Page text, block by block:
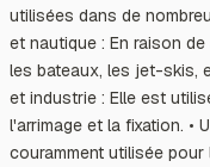
utilisées dans de
et nautique : En raison
les bateaux, les jet-skis,
et industrie : Elle est
l'arrimage et la fixation. •
couramment utilisée